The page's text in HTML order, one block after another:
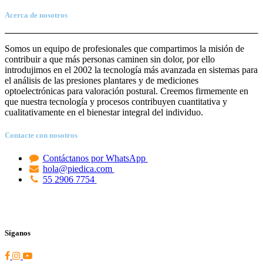
Acerca de nosotros
Somos un equipo de profesionales que compartimos la misión de
contribuir a que más personas caminen sin dolor, por ello
introdujimos en el 2002 la tecnología más avanzada en sistemas para
el análisis de las presiones plantares y de mediciones
optoelectrónicas para valoración postural. Creemos firmemente en
que nuestra tecnología y procesos contribuyen cuantitativa y
cualitativamente en el bienestar integral del individuo.
Contacte con nosotros
Contáctanos por WhatsApp
hola@piedica.com
55 2906 7754
Síganos